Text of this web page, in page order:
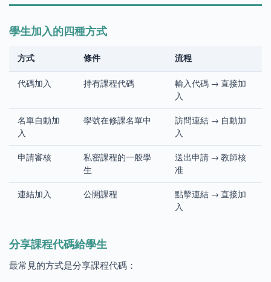
學生加入的四種方式
方式 條件 流程
代碼加入 持有課程代碼
輸入代碼 → 直接加
入
名單自動加
入
學號在修課名單中
訪問連結 → 自動加
入
申請審核
私密課程的一般學
生
送出申請 → 教師核
准
連結加入 公開課程
點擊連結 → 直接加
入
分享課程代碼給學生
最常見的方式是分享課程代碼：